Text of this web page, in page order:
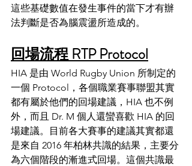
這些基礎數值在發生事件的當下才有辦
法判斷是否為腦震盪所造成的。
回場流程 RTP Protocol
HIA 是由 World Rugby Union 所制定的
一個 Protocol，各個職業賽事聯盟其實
都有屬於他們的回場建議，HIA 也不例
外，而且 Dr. M 個人還蠻喜歡 HIA 的回
場建議。目前各大賽事的建議其實都還
是來自 2016 年柏林共識的結果，主要分
為六個階段的漸進式回場。這個共識最